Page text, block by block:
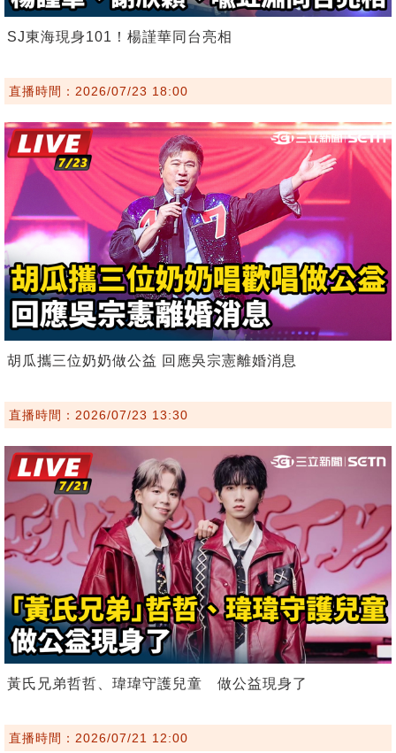
SJ東海現身101！楊謹華同台亮相
直播時間：2026/07/23 18:00
胡瓜攜三位奶奶做公益 回應吳宗憲離婚消息
直播時間：2026/07/23 13:30
黃氏兄弟哲哲、瑋瑋守護兒童 做公益現身了
直播時間：2026/07/21 12:00